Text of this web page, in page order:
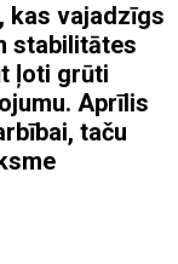
kas vajadzīgs
stabilitātes
ļoti grūti
Aprīlis
taču